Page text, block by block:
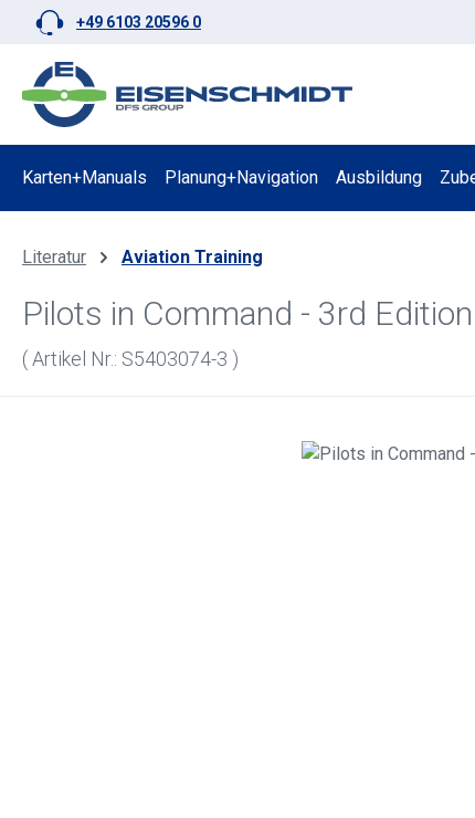
Hauptinhalt springen
Zur Suche springen
Zur Hauptnavigation springen
+49 6103 20596 0
Karten+Manuals Planung+Navigation Ausbildung
Literatur Aviation Training
Pilots in Command - 3rd Edition
( Artikel Nr.: S5403074-3 )